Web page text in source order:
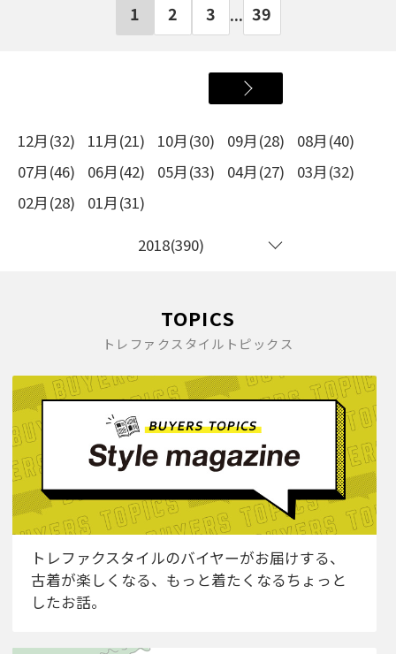
1 2 3 ... 39
12月(32) 11月(21) 10月(30) 09月(28)
08月(40)
07月(46)
06月(42) 05月(33) 04月(27)
03月(32)
02月(28)
01月(31)
2018(390)
TOPICS
トレファクスタイルトピックス
トレファクスタイルのバイヤーがお届けする、
古着が楽しくなる、もっと着たくなるちょっと
したお話。